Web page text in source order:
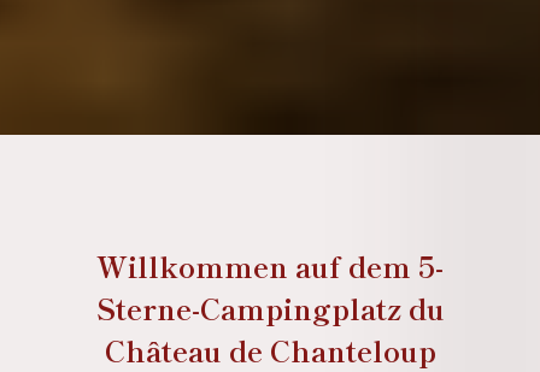
Willkommen auf dem 5-
Sterne-Campingplatz du
Château de Chanteloup